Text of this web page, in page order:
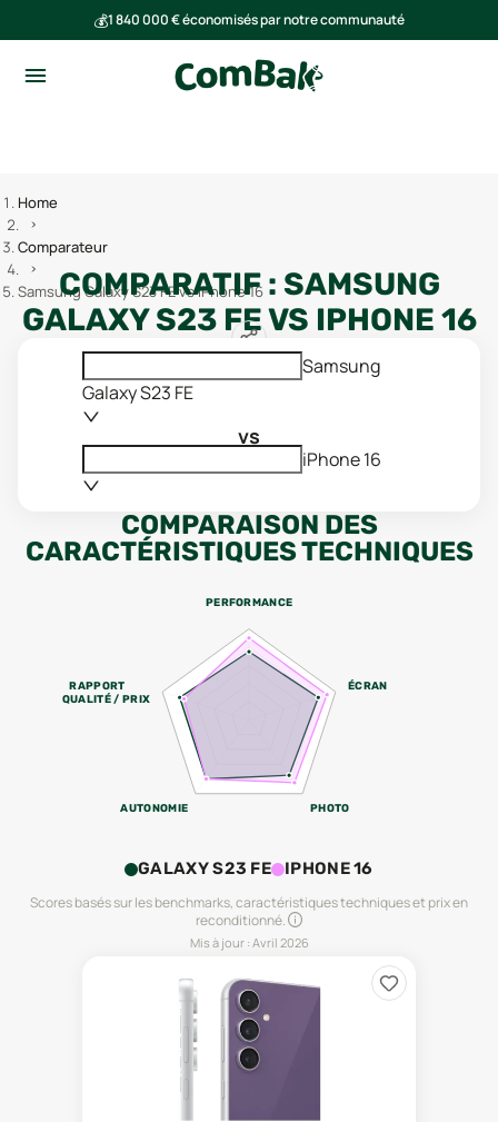
💰1 840 000 € économisés par notre communauté
Home
Comparateur
Samsung Galaxy S23 FE vs iPhone 16
COMPARATIF : SAMSUNG
GALAXY S23 FEVS IPHONE 16
Samsung
Galaxy S23 FE
vs
iPhone 16
COMPARAISON DES
CARACTÉRISTIQUES TECHNIQUES
PERFORMANCE
ÉCRAN
PHOTO
AUTONOMIE
RAPPORT
QUALITÉ / PRIX
GALAXY S23 FE IPHONE 16
Scores basés sur les benchmarks, caractéristiques techniques et prix en
reconditionné.
Mis à jour : Avril 2026